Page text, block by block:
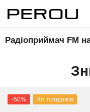
Радіоприймач FM
-50% Хіт продажів